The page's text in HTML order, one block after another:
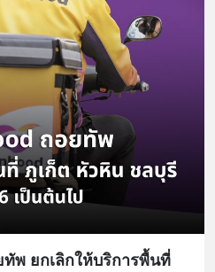
พ ยกเลิกให้บริการพื้นที่